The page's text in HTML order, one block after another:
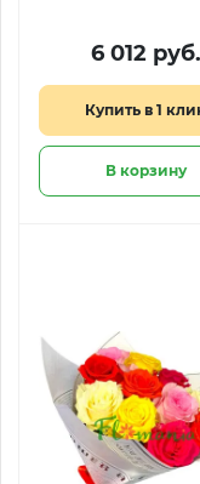
6 012 руб.
Купить в 1
В корзину